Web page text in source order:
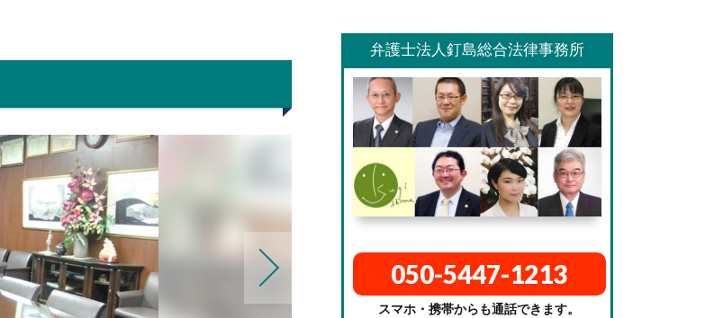
弁護士法人釘島総合法律事務所
050-5447-1213
スマホ・携帯からも通話できます。